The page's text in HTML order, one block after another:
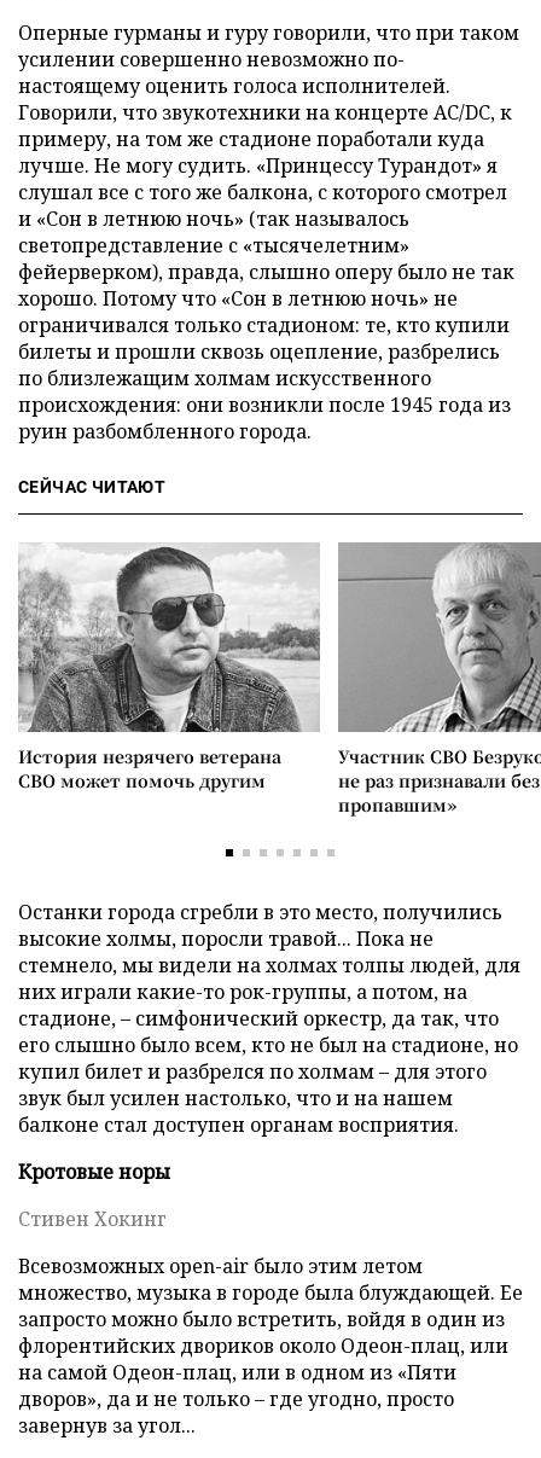
Оперные гурманы и гуру говорили, что при таком
усилении совершенно невозможно по-
настоящему оценить голоса исполнителей.
Говорили, что звукотехники на концерте AC/DC, к
примеру, на том же стадионе поработали куда
лучше. Не могу судить. «Принцессу Турандот» я
слушал все с того же балкона, с которого смотрел
и «Сон в летнюю ночь» (так называлось
светопредставление с «тысячелетним»
фейерверком), правда, слышно оперу было не так
хорошо. Потому что «Сон в летнюю ночь» не
ограничивался только стадионом: те, кто купили
билеты и прошли сквозь оцепление, разбрелись
по близлежащим холмам искусственного
происхождения: они возникли после 1945 года из
руин разбомбленного города.
СЕЙЧАС ЧИТАЮТ
История незрячего ветерана
СВО может помочь другим
Участник СВО
не раз признавали
пропавшим»
Останки города сгребли в это место, получились
высокие холмы, поросли травой... Пока не
стемнело, мы видели на холмах толпы людей, для
них играли какие-то рок-группы, а потом, на
стадионе, – симфонический оркестр, да так, что
его слышно было всем, кто не был на стадионе, но
купил билет и разбрелся по холмам – для этого
звук был усилен настолько, что и на нашем
балконе стал доступен органам восприятия.
Кротовые норы
Стивен Хокинг
Всевозможных оpen-air было этим летом
множество, музыка в городе была блуждающей. Ее
запросто можно было встретить, войдя в один из
флорентийских двориков около Одеон-плац, или
на самой Одеон-плац, или в одном из «Пяти
дворов», да и не только – где угодно, просто
завернув за угол...